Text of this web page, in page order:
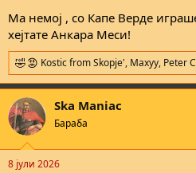
Ма немој , со Капе Верде
хејтате Анкара Меси!
R
e
a
c
t
i
n
s
Kostic from Skopje', Maxyy, Pеtеr
Ska Maniac
Бараба
8 јули 2026